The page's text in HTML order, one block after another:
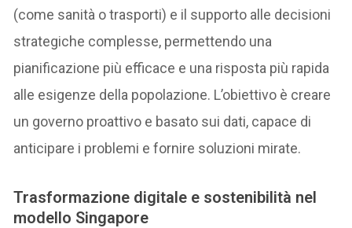
(come sanità o trasporti) e il supporto alle decisioni
strategiche complesse, permettendo una
pianificazione più efficace e una risposta più rapida
alle esigenze della popolazione. L’obiettivo è creare
un governo proattivo e basato sui dati, capace di
anticipare i problemi e fornire soluzioni mirate.
Trasformazione digitale e sostenibilità nel
modello Singapore